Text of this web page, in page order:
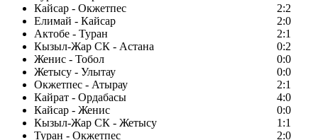
Кайсар - Окжетпес
2:2
Елимай - Кайсар
2:0
Актобе - Туран
2:1
Кызыл-Жар СК - Астана
0:2
Женис - Тобол
0:0
Жетысу - Улытау
0:0
Окжетпес - Атырау
2:1
Кайрат - Ордабасы
4:0
Кайсар - Женис
0:0
Кызыл-Жар СК - Жетысу
1:1
Туран - Окжетпес
2:0